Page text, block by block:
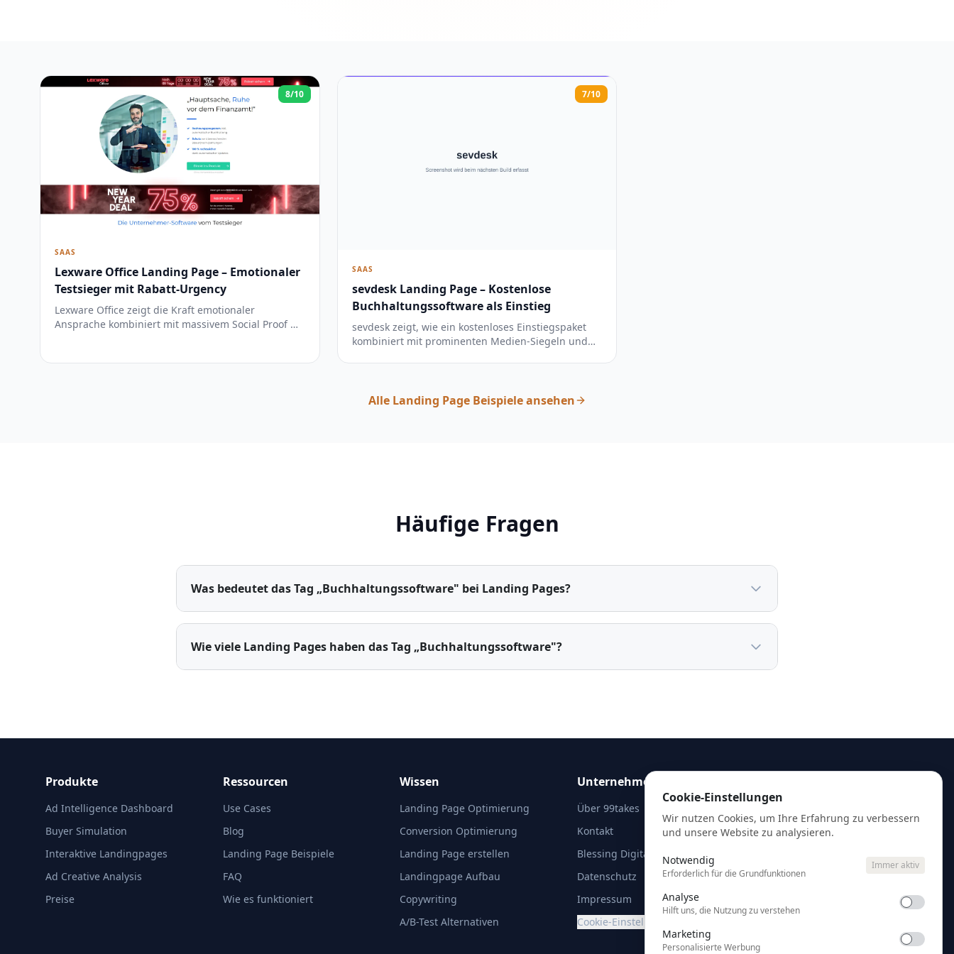
8/10
SAAS
Lexware Office Landing Page – Emotionaler
Testsieger mit Rabatt-Urgency
Lexware Office zeigt die Kraft emotionaler
Ansprache kombiniert mit massivem Social Proof —
zügeln sollte.
7/10
SAAS
sevdesk Landing Page – Kostenlose
Buchhaltungssoftware als Einstieg
sevdesk zeigt, wie ein kostenloses Einstiegspaket
kombiniert mit prominenten Medien-Siegeln und
Alle Landing Page Beispiele ansehen
Häufige Fragen
Was bedeutet das Tag „Buchhaltungssoftware" bei Landing Pages?
Wie viele Landing Pages haben das Tag „Buchhaltungssoftware"?
Produkte
Ad Intelligence Dashboard
Buyer Simulation
Interaktive Landingpages
Ad Creative Analysis
Preise
Ressourcen
Use Cases
Blog
Landing Page Beispiele
FAQ
Wie es funktioniert
Wissen
Landing Page Optimierung
Conversion Optimierung
Landing Page erstellen
Landingpage Aufbau
Copywriting
A/B-Test Alternativen
Unternehmen
Über 99takes
Kontakt
Blessing Digital
Datenschutz
Impressum
Cookie-Einstellungen
Kostenlose Erstanalyse eurer
Google Ads — kein Account-
Zugang nötig.
Ads analysieren
Cookie-Einstellungen
Wir nutzen Cookies, um Ihre Erfahrung zu verbessern
und unsere Website zu analysieren.
Notwendig
Erforderlich für die Grundfunktionen
Immer aktiv
Analyse
Hilft uns, die Nutzung zu verstehen
Marketing
Personalisierte Werbung